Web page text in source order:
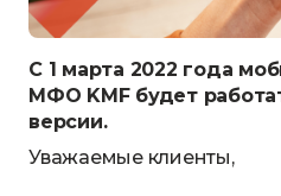
С 1 марта 2022 года
МФО KMF будет
версии.
Уважаемые клиенты,